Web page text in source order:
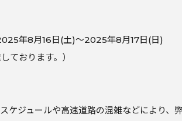
年8月16日(土)～2025年8月17日(日)
ております。）
ケジュールや高速道路の混雑などにより、